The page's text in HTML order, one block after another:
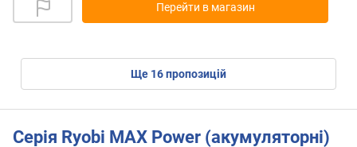
Перейти в магазин
ще 16пропозицій
Серія Ryobi MAX Power (акумуляторні)